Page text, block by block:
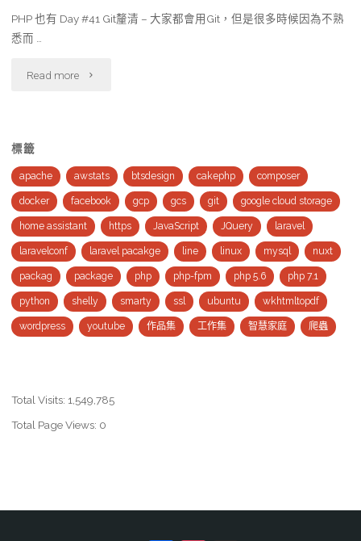
PHP 也有 Day #41 Git釐清 – 大家都會用Git，但是很多時候因為不熟
悉而 …
Read more "PHP
Day
#41
–
人
生
不
重
來，
標籤
apache awstats btsdesign cakephp composer
docker facebook gcp gcs git google cloud storage
home assistant https JavaScript JQuery laravel
laravelconf laravel pacakge line linux mysql nuxt
packag package php php-fpm php 5.6 php 7.1
python shelly smarty ssl ubuntu wkhtmltopdf
wordpress youtube 作品集 工作集 智慧家庭 爬蟲
Total Visits: 1,549,785
Total Page Views: 0